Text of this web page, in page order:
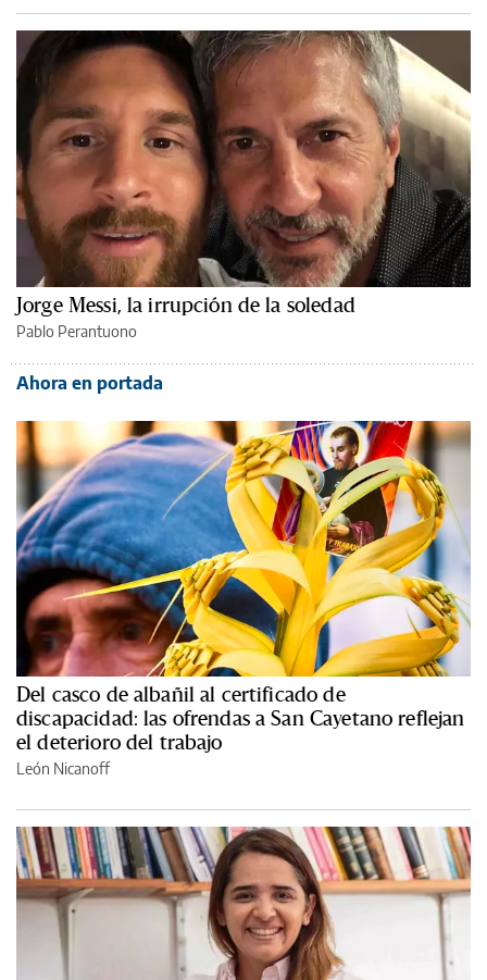
Jorge Messi, la irrupción de la soledad
Pablo Perantuono
Ahora en portada
Del casco de albañil al certificado de
discapacidad: las ofrendas a San Cayetano reflejan
el deterioro del trabajo
León Nicanoff